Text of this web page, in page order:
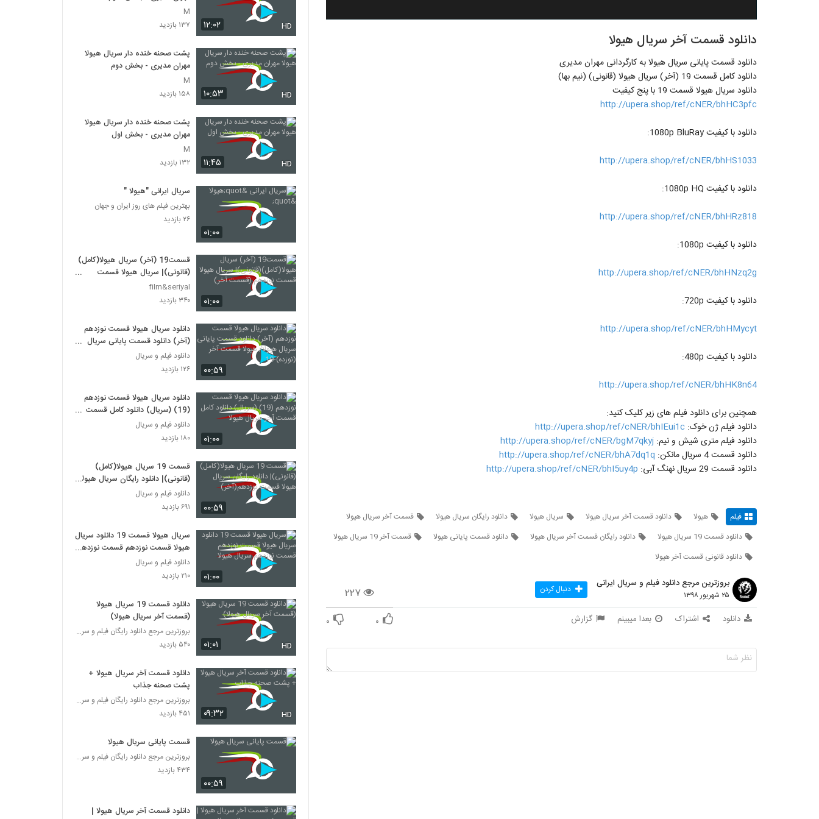
دانلود قسمت آخر سریال هیولا
دانلود قسمت پایانی سریال هیولا به کارگردانی مهران مدیری
دانلود کامل قسمت 19 (آخر) سریال هیولا (قانونی) (نیم بها)
دانلود سریال هیولا قسمت 19 با پنج کیفیت
http://upera.shop/ref/cNER/bhHC3pfc
دانلود با کیفیت 1080p BluRay:
http://upera.shop/ref/cNER/bhHS1033
دانلود با کیفیت 1080p HQ:
http://upera.shop/ref/cNER/bhHRz818
دانلود با کیفیت 1080p:
http://upera.shop/ref/cNER/bhHNzq2g
دانلود با کیفیت 720p:
http://upera.shop/ref/cNER/bhHMycyt
دانلود با کیفیت 480p:
http://upera.shop/ref/cNER/bhHK8n64
همچنین برای دانلود فیلم های زیر کلیک کنید:
دانلود فیلم ژن خوک: http://upera.shop/ref/cNER/bhIEui1c
دانلود فیلم متری شیش و نیم: http://upera.shop/ref/cNER/bgM7qkyj
دانلود قسمت 4 سریال مانکن:
http://upera.shop/ref/cNER/bhA7dq1q
دانلود قسمت 29 سریال نهنگ آبی:
http://upera.shop/ref/cNER/bhI5uy4p
فیلم هیولا دانلود قسمت آخر سریال هیولا سریال هیولا دانلود رایگان سریال هیولا
قسمت آخر سریال هیولا
دانلود قسمت 19 سریال هیولا
دانلود رایگان قسمت آخر سریال هیولا دانلود قسمت پایانی هیولا
قسمت آخر 19 سریال هیولا
دانلود قانونی قسمت آخر هیولا
۲۲۷
بروزترین مرجع دانلود فیلم و سریال ایرانی
۲۵ شهریور ۱۳۹۸ دنبال کردن
دانلود اشتراک بعدا میبینم گزارش ۰ ۰
۱۲:۰۲ HD
M
۱۳۷ بازدید
۱۰:۵۳ HD
پشت صحنه خنده دار سریال هیولا
مهران مدیری - بخش دوم
M
۱۵۸ بازدید
۱۱:۴۵ HD
پشت صحنه خنده دار سریال هیولا
مهران مدیری - بخش اول
M
۱۳۲ بازدید
۰۱:۰۰
سریال ایرانی "هیولا "
بهترین فیلم های روز ایران و جهان
۲۶ بازدید
۰۱:۰۰
قسمت19 (آخر) سریال هیولا(کامل)
(قانونی)| سریال هیولا قسمت
نوزدهم (قسمت آخر)
film&seriyal
۳۴۰ بازدید
۰۰:۵۹
دانلود سریال هیولا قسمت نوزدهم
(آخر) دانلود قسمت پایانی سریال
هیولا/ هیولا قسمت آخر (نوزده)-19
دانلود فیلم و سریال
۱۲۶ بازدید
۰۱:۰۰
دانلود سریال هیولا قسمت نوزدهم
(19) (سریال) دانلود کامل قسمت
آخر سریال هیولا
دانلود فیلم و سریال
۱۸۰ بازدید
۰۰:۵۹
قسمت 19 سریال هیولا(کامل)
(قانونی)| دانلود رایگان سریال هیولا
قسمت نوزدهم(آخر)
دانلود فیلم و سریال
۶۹۱ بازدید
۰۱:۰۰
سریال هیولا قسمت 19 دانلود سریال
هیولا قسمت نوزدهم قسمت نوزدهم
سریال هیولا
دانلود فیلم و سریال
۲۱۰ بازدید
۰۱:۰۱ HD
دانلود قسمت 19 سریال هیولا
(قسمت آخر سریال هیولا)
بروزترین مرجع دانلود رایگان فیلم و سریال ایرانی
۵۴۰ بازدید
۰۹:۳۲ HD
دانلود قسمت آخر سریال هیولا +
پشت صحنه جذاب
بروزترین مرجع دانلود رایگان فیلم و سریال ایرانی
۴۵۱ بازدید
۰۰:۵۹
قسمت پایانی سریال هیولا
بروزترین مرجع دانلود رایگان فیلم و سریال ایرانی
۴۳۴ بازدید
دانلود قسمت آخر سریال هیولا |